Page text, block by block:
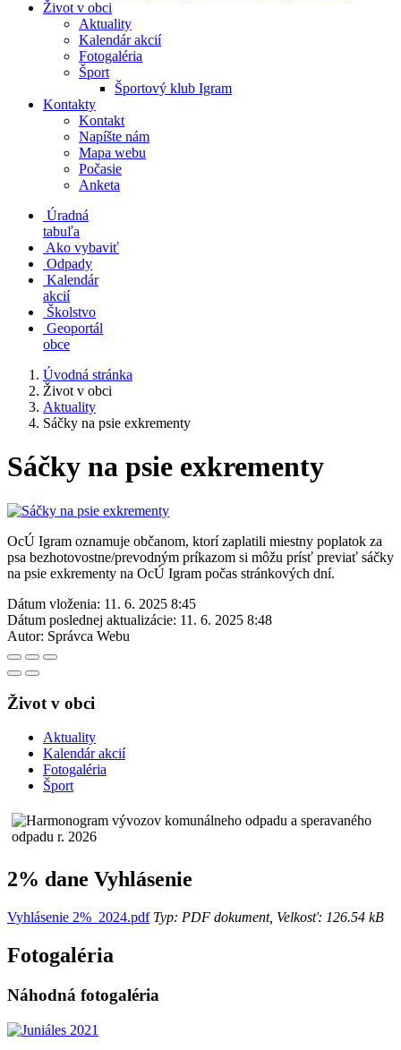
Život v obci
Aktuality
Kalendár akcií
Fotogaléria
Šport
Športový klub Igram
Kontakty
Kontakt
Napíšte nám
Mapa webu
Počasie
Anketa
Úradná
tabuľa
Ako vybaviť
Odpady
Kalendár
akcií
Školstvo
Geoportál
obce
Úvodná stránka
Život v obci
Aktuality
Sáčky na psie exkrementy
Sáčky na psie exkrementy
OcÚ Igram oznamuje občanom, ktorí zaplatili miestny poplatok za
psa bezhotovostne/prevodným príkazom si môžu prísť previať sáčky
na psie exkrementy na OcÚ Igram počas stránkových dní.
Dátum vloženia: 11. 6. 2025 8:45
Dátum poslednej aktualizácie: 11. 6. 2025 8:48
Autor: Správca Webu
Život v obci
Aktuality
Kalendár akcií
Fotogaléria
Šport
2% dane Vyhlásenie
Vyhlásenie 2%_2024.pdfTyp: PDF dokument, Velkosť: 126.54 kB
Fotogaléria
Náhodná fotogaléria